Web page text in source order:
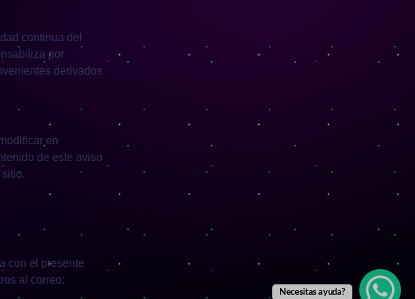
continua del
por
derivados
en
de este aviso
con el presente
al correo:
Necesitas ayuda?